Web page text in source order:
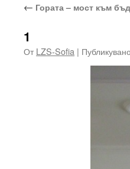
← Гората – мост към
1
От LZS-Sofia |